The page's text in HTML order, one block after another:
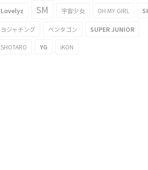
Lovelyz SM 宇宙少女 OH MY GIRL
ヨジャチング ペンタゴン SUPER JUNIOR
SHOTARO YG iKON